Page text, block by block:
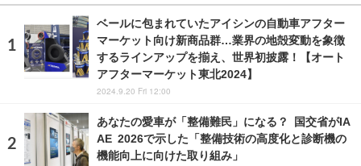
ベールに包まれていたアイシンの自動車アフター
マーケット向け新商品群…業界の地殻変動を象徴
するラインアップを揃え、世界初披露！【オート
アフターマーケット東北2024】
2024.9.20 Fri 12:00
あなたの愛車が「整備難民」になる？ 国交省がIA
AE 2026で示した「整備技術の高度化と診断機の
機能向上に向けた取り組み」